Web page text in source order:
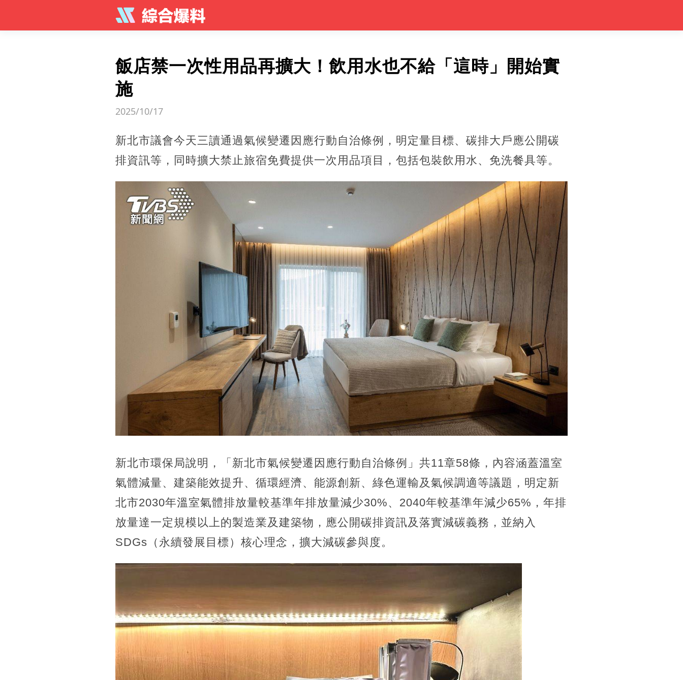
飯店禁一次性用品再擴大！飲用水也不給「這時」開始實
施
2025/10/17
新北市議會今天三讀通過氣候變遷因應行動自治條例，明定量目標、碳排大戶應公開碳
排資訊等，同時擴大禁止旅宿免費提供一次用品項目，包括包裝飲用水、免洗餐具等。
新北市環保局說明，「新北市氣候變遷因應行動自治條例」共11章58條，內容涵蓋溫室
氣體減量、建築能效提升、循環經濟、能源創新、綠色運輸及氣候調適等議題，明定新
北市2030年溫室氣體排放量較基準年排放量減少30%、2040年較基準年減少65%，年排
放量達一定規模以上的製造業及建築物，應公開碳排資訊及落實減碳義務，並納入
SDGs（永續發展目標）核心理念，擴大減碳參與度。